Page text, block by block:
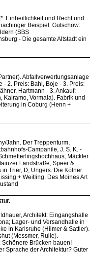
Einheitlichkeit und Recht und
Beispiel. Gutschow:
(SBS
- Die gesamte Altstadt ein
Abfallverwertungsanlage
2. Preis: Bahl, Boje - 3. Preis:
Hartmann - 3. Ankauf:
Kairamo, Vormala). Fabrik und
in Coburg (Henn +
Jahn. Der Treppenturm,
Campanile, J. S. K. -
Mäckler.
Landstraße, Speer &
in Trier, D, Ungers. Die Kölner
+ Weitling. Des Moines Art
Architekt: Eingangshalle
Lager- und Versandhalle in
in Karlsruhe (Hilmer & Sattler).
(Messmer, Ruile).
Brücken bauen!
Sprache der Architektur? Guter